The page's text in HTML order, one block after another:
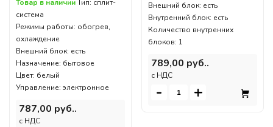
Товар в наличииТип: сплит-
система
Режимы работы: обогрев,
охлаждение
Внешний блок: есть
Назначение: бытовое
Цвет: белый
Управление: электронное
787,00 руб..
c НДС
Внешний блок: есть
Внутренний блок: есть
Количество внутренних
блоков: 1
789,00 руб..
c НДС
- +